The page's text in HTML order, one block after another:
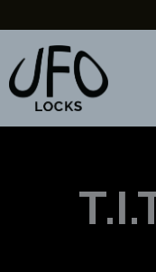
al
contenuto